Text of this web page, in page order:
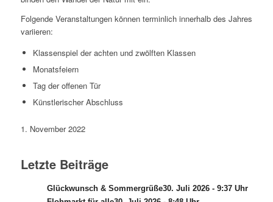
Folgende Veranstaltungen können terminlich innerhalb des Jahres
variieren:
Klassenspiel der achten und zwölften Klassen
Monatsfeiern
Tag der offenen Tür
Künstlerischer Abschluss
1. November 2022
Letzte Beiträge
Glückwunsch & Sommergrüße30. Juli 2026 - 9:37 Uhr